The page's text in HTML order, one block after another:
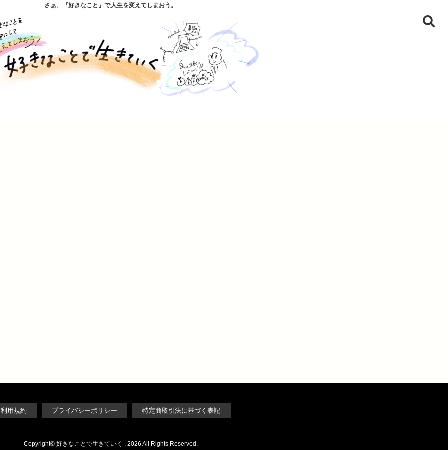
さぁ、『好きなこと』で人生を変えてしまおう。
利用規約 プライバシーポリシー 特定商取引法に基づく表記
Copyright© 好きなことで生きていく , 2026 All Rights Reserved.